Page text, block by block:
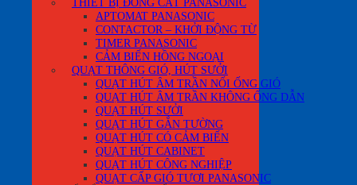
THIẾT BỊ ĐÓNG CẮT PANASONIC
APTOMAT PANASONIC
CONTACTOR – KHỞI ĐỘNG TỪ
TIMER PANASONIC
CẢM BIẾN HỒNG NGOẠI
QUẠT THÔNG GIÓ, HÚT SƯỞI
QUẠT HÚT ÂM TRẦN NỐI ỐNG GIÓ
QUẠT HÚT ÂM TRẦN KHÔNG ỐNG DẪN
QUẠT HÚT SƯỞI
QUẠT HÚT GẮN TƯỜNG
QUẠT HÚT CÓ CẢM BIẾN
QUẠT HÚT CABINET
QUẠT HÚT CÔNG NGHIỆP
QUẠT CẤP GIÓ TƯƠI PANASONIC